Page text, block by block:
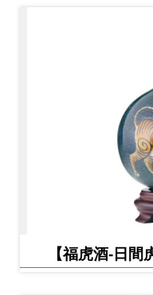
【福虎酒-日